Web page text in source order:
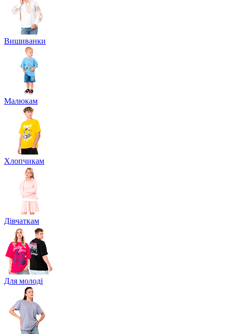
Вишиванки
Малюкам
Хлопчикам
Дівчаткам
Для молоді